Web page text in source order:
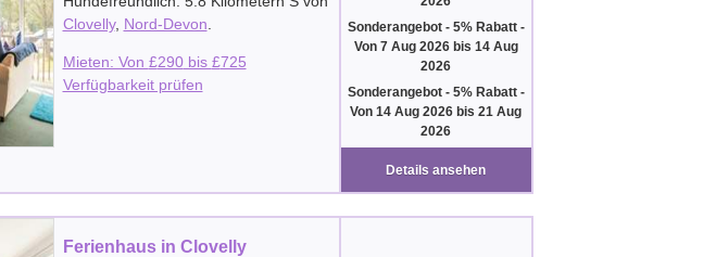
Clovelly, Nord-Devon
Mieten: Von £290bis £725
Verfügbarkeit prüfen
Sonderangebot - 5% Rabatt-
Von 7 Aug 2026bis 14 Aug
2026
Sonderangebot - 5% Rabatt-
Von14 Aug 2026 bis21 Aug
2026
Details ansehen
Ferienhaus in Clovelly